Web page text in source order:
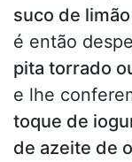
suco de
é então
pita torrado
e lhe
toque de
de azeite de